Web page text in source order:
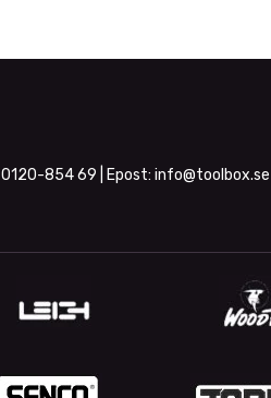
0120-854 69 | Epost: info@toolbox.se